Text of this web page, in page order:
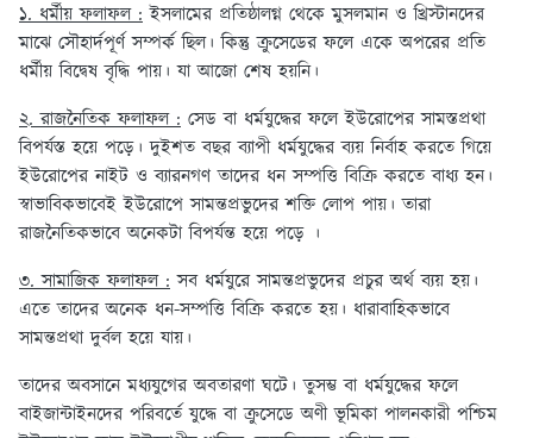
১. ধর্মীয় ফলাফল : ইসলামের প্রতিষ্ঠালগ্ন থেকে মুসলমান ও খ্রিস্টানদের
মাঝে সৌহার্দপূর্ণ সম্পর্ক ছিল। কিন্তু ক্রুসেডের ফলে একে অপরের প্রতি
ধর্মীয় বিদ্বেষ বৃদ্ধি পায়। যা আজো শেষ হয়নি।
২. রাজনৈতিক ফলাফল : সেড বা ধর্মযুদ্ধের ফলে ইউরোপের সামস্তপ্রথা
বিপর্যস্ত হয়ে পড়ে। দুইশত বছর ব্যাপী ধর্মযুদ্ধের ব্যয় নির্বাহ করতে গিয়ে
ইউরোপের নাইট ও ব্যারনগণ তাদের ধন সম্পত্তি বিক্রি করতে বাধ্য হন।
স্বাভাবিকভাবেই ইউরোপে সামন্তপ্রভুদের শক্তি লোপ পায়। তারা
রাজনৈতিকভাবে অনেকটা বিপর্যন্ত হয়ে পড়ে ।
৩. সামাজিক ফলাফল : সব ধর্মযুরে সামন্তপ্রভুদের প্রচুর অর্থ ব্যয় হয়।
এতে তাদের অনেক ধন-সম্পত্তি বিক্রি করতে হয়। ধারাবাহিকভাবে
সামন্তপ্রথা দুর্বল হয়ে যায়।
তাদের অবসানে মধ্যযুগের অবতারণা ঘটে। তুসম্ভ বা ধর্মযুদ্ধের ফলে
বাইজান্টাইনদের পরিবর্তে যুদ্ধে বা ক্রুসেডে অণী ভূমিকা পালনকারী পশ্চিম